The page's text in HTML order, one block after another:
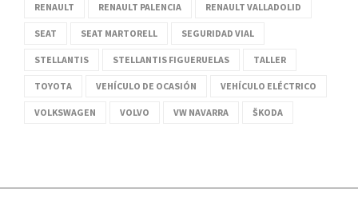
RENAULT RENAULT PALENCIA RENAULT VALLADOLID
SEAT SEAT MARTORELL SEGURIDAD VIAL
STELLANTIS STELLANTIS FIGUERUELAS TALLER
TOYOTA VEHÍCULO DE OCASIÓN VEHÍCULO ELÉCTRICO
VOLKSWAGEN VOLVO VW NAVARRA ŠKODA